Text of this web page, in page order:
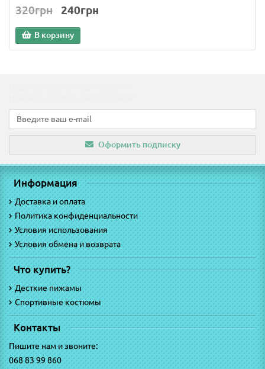
320грн 240грн
В корзину
Оформить подписку
Информация
Доставка и оплата
Политика конфиденциальности
Условия использования
Условия обмена и возврата
Что купить?
Десткие пижамы
Спортивные костюмы
Контакты
Пишите нам и звоните:
068 83 99 860